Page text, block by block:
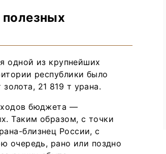
полезных
одной из крупнейших
республики было
21 819 т урана.
бюджета —
Таким образом, с точки
близнец России, с
очередь, рано или поздно